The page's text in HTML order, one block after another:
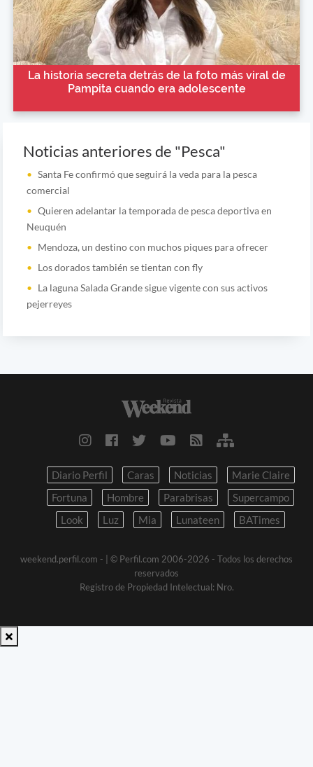
La historia secreta detrás de la foto más viral de
Pampita cuando era adolescente
Noticias anteriores de "Pesca"
Santa Fe confirmó que seguirá la veda para la pesca
comercial
Quieren adelantar la temporada de pesca deportiva en
Neuquén
Mendoza, un destino con muchos piques para ofrecer
Los dorados también se tientan con fly
La laguna Salada Grande sigue vigente con sus activos
pejerreyes
Diario Perfil Caras Noticias
Marie Claire
Fortuna
Hombre Parabrisas
Supercampo
Look
Luz Mia Lunateen BATimes
weekend.perfil.com -
| © Perfil.com 2006-2026 - Todos los derechos
reservados
Registro de Propiedad Intelectual: Nro.